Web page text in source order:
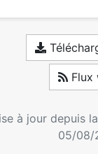
Flux
à jour depuis
05/08/